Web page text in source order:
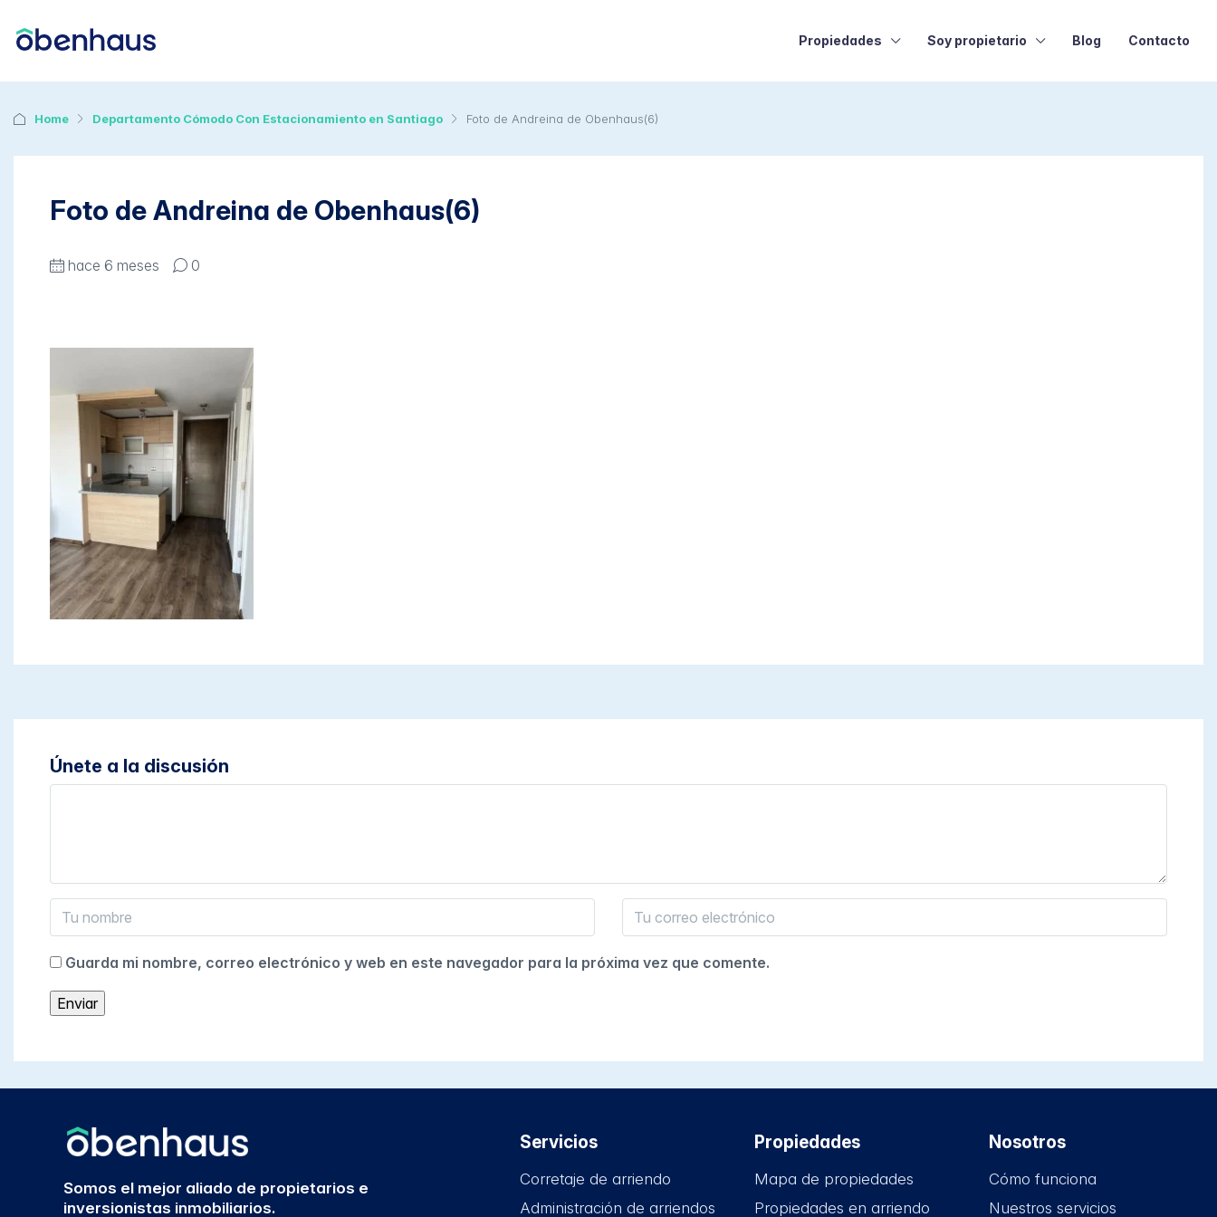
Propiedades Soy propietario Blog Contacto
Home Departamento Cómodo Con Estacionamiento en Santiago Foto de Andreina de Obenhaus(6)
Foto de Andreina de Obenhaus(6)
hace 6 meses 0
Únete a la discusión
Guarda mi nombre, correo electrónico y web en este navegador para la próxima vez que comente.
Somos el mejor aliado de propietarios e
inversionistas inmobiliarios.
Servicios
Corretaje de arriendo
Administración de arriendos
Propiedades
Mapa de propiedades
Propiedades en arriendo
Nosotros
Cómo funciona
Nuestros servicios